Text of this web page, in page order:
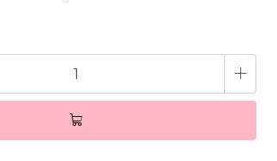
+